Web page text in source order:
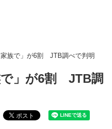
族で」が6割 JTB調べで判明
で」が6割 JTB調
ポスト